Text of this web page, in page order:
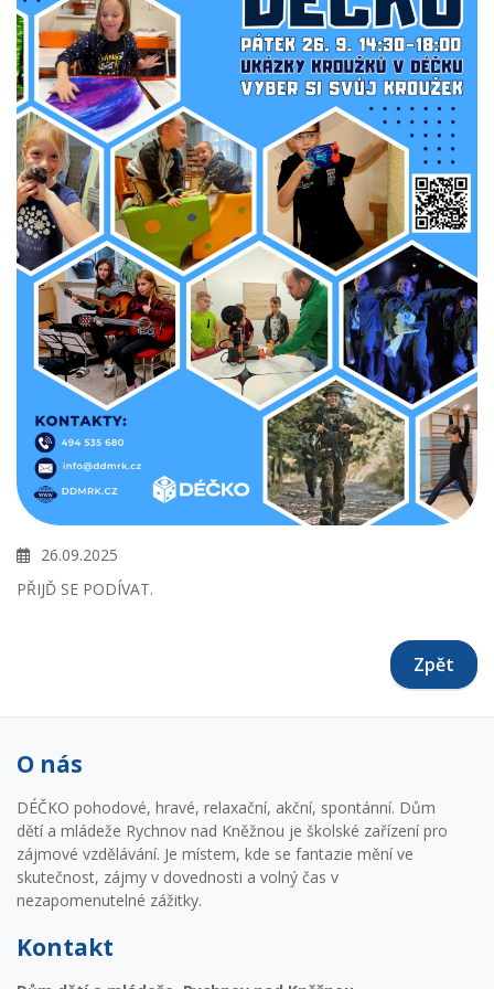
26.09.2025
PŘIJĎ SE PODÍVAT.
Zpět
O nás
DÉČKO pohodové, hravé, relaxační, akční, spontánní. Dům
dětí a mládeže Rychnov nad Kněžnou je školské zařízení pro
zájmové vzdělávání. Je místem, kde se fantazie mění ve
skutečnost, zájmy v dovednosti a volný čas v
nezapomenutelné zážitky.
Kontakt